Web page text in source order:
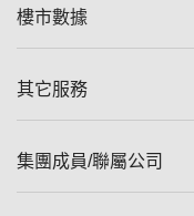
減價
美聯豪宅
獨家樓盤
租盤
自助放盤
查詢熱線
按揭計算機
負擔能力計算機
樓市數據
樓價指數
歷史成交
其它服務
屋苑專頁
集團成員/聯屬公司